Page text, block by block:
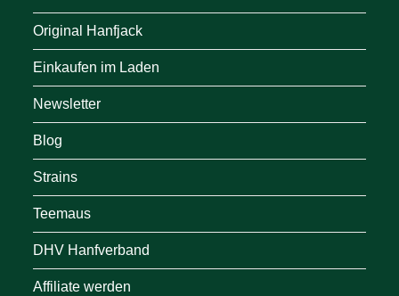
Original Hanfjack
Einkaufen im Laden
Newsletter
Blog
Strains
Teemaus
DHV Hanfverband
Affiliate werden